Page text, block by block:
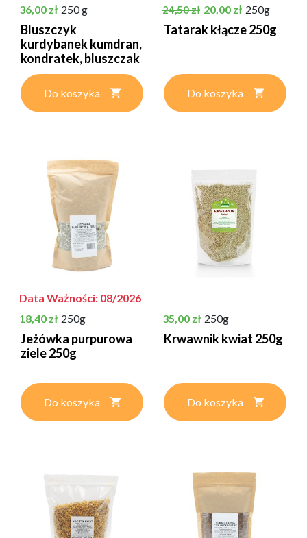
Cena
36,00 zł 250 g
Bluszczyk
kurdybanek kumdran,
kondratek, bluszczak
i...
Do koszyka
Cena podstawowa
24,50 zł Cena
20,00 zł 250g
Tatarak kłącze 250g
Do koszyka
Data Ważności: 08/2026
Cena
18,40 zł 250g
Jeżówka purpurowa
ziele 250g
Do koszyka
Cena
35,00 zł 250g
Krwawnik kwiat 250g
Do koszyka